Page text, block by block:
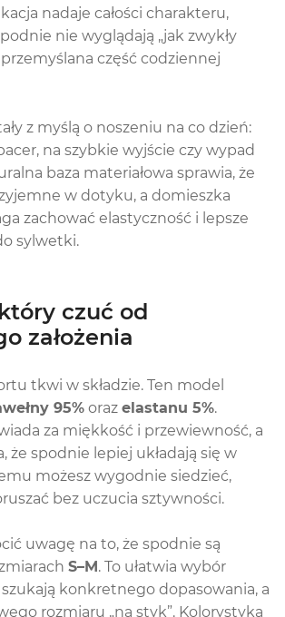
nadaje całości charakteru,
nie wyglądają „jak zwykły
część codziennej
z myślą o noszeniu na co dzień:
na szybkie wyjście czy wypad
baza materiałowa sprawia, że
w dotyku, a domieszka
zachować elastyczność i lepsze
sylwetki.
czuć od
założenia
tkwi w składzie. Ten model
95% oraz elastanu 5%.
za miękkość i przewiewność, a
że spodnie lepiej układają się w
możesz wygodnie siedzieć,
bez uczucia sztywności.
uwagę na to, że spodnie są
S–M . To ułatwia wybór
konkretnego dopasowania, a
rozmiaru „na styk”. Kolorystyka